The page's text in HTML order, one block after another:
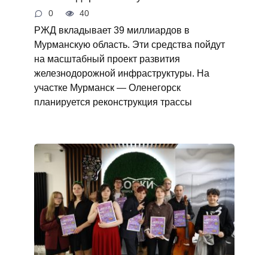
0 40
РЖД вкладывает 39 миллиардов в
Мурманскую область. Эти средства пойдут
на масштабный проект развития
железнодорожной инфраструктуры. На
участке Мурманск — Оленегорск
планируется реконструкция трассы